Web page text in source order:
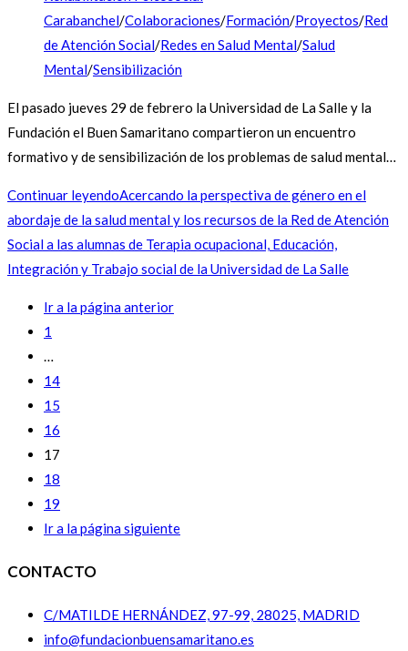
Carabanchel/Colaboraciones/Formación/Proyectos/Red
de Atención Social/Redes en Salud Mental/Salud
Mental/Sensibilización
El pasado jueves 29 de febrero la Universidad de La Salle y la
Fundación el Buen Samaritano compartieron un encuentro
formativo y de sensibilización de los problemas de salud mental…
Continuar leyendoAcercando la perspectiva de género en el
abordaje de la salud mental y los recursos de la Red de Atención
Social a las alumnas de Terapia ocupacional, Educación,
Integración y Trabajo social de la Universidad de La Salle
Ir a la página anterior
1
…
14
15
16
17
18
19
Ir a la página siguiente
CONTACTO
C/MATILDE HERNÁNDEZ, 97-99, 28025, MADRID
info@fundacionbuensamaritano.es